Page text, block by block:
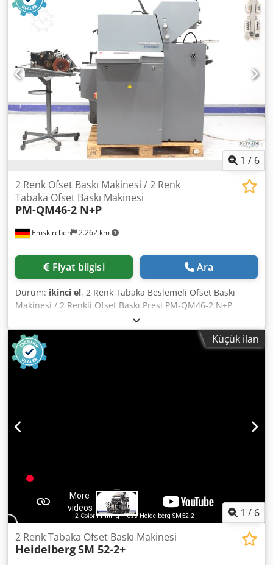
mm Nemlendirme Sistemi DDS Autoplate Plus versiyon
Dedpfx Akeyw Ugajiock Şerit besleyici (Strip feeder) Kuru
toz yayıcı / Dry pollinators WhatsApp - MS Zoom - Telegram
üzerinden çevrim içi video inceleme Stokta -
Emskirchen/Nürnberg'de - Hemen teslim - Test edilebilir
1 / 6
Emskirchen 2.262 km
2 Renk Ofset Baskı Makinesi / 2 Renk
Tabaka Ofset Baskı Makinesi
PM-QM46-2 N+P
Fiyat bilgisi Ara
Durum: ikinci el, 2 Renk Tabaka Beslemeli Ofset Baskı
Makinesi / 2 Renkli Ofset Baskı Presi PM-QM46-2 N+P
Online video ile inceleme: WhatsApp - MS Zoom - Telegram
Stokta Emskirchen/Nürnberg - Hemen teslim - Test
edilebilir Dsdpfjyv A S Usx Akijck
Küçük ilan
1 / 6
2 Renk Tabaka Ofset Baskı Makinesi
HeidelbergSM 52-2+